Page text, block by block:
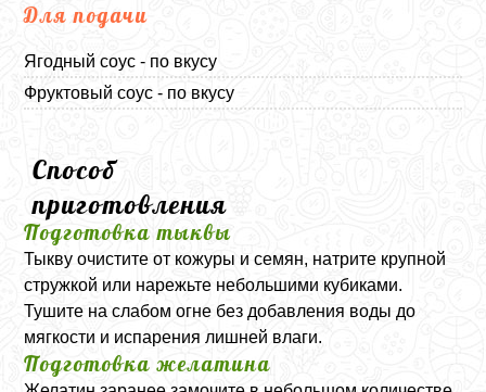
Для подачи
Ягодный соус - по вкусу
Фруктовый соус - по вкусу
Способ
приготовления
Подготовка тыквы
Тыкву очистите от кожуры и семян, натрите крупной
стружкой или нарежьте небольшими кубиками.
Тушите на слабом огне без добавления воды до
мягкости и испарения лишней влаги.
Подготовка желатина